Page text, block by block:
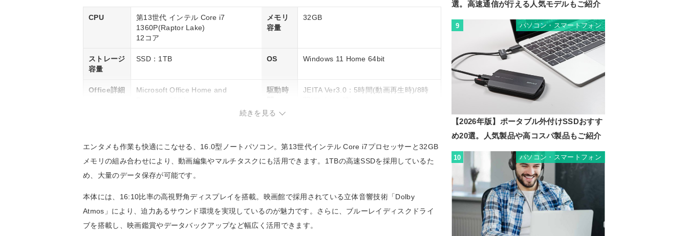
CPU
第13世代 インテル Core i7
1360P(Raptor Lake)
12コア
メモリ
容量
32GB
ストレージ
容量
SSD：1TB OS Windows 11 Home 64bit
Office詳細
Microsoft Office Home and
駆動時
JEITA Ver3.0：5時間(動画再生時)/8時
続きを見る
エンタメも作業も快適にこなせる、16.0型ノートパソコン。第13世代インテル Core i7プロセッサーと32GB
メモリの組み合わせにより、動画編集やマルチタスクにも活用できます。1TBの高速SSDを採用しているた
め、大量のデータ保存が可能です。
本体には、16:10比率の高視野角ディスプレイを搭載。映画館で採用されている立体音響技術「Dolby
Atmos」により、迫力あるサウンド環境を実現しているのが魅力です。さらに、ブルーレイディスクドライ
ブを搭載し、映画鑑賞やデータバックアップなど幅広く活用できます。
選。高速通信が行える人気モデルもご紹介
9 パソコン・スマートフォン
【2026年版】ポータブル外付けSSDおすす
め20選。人気製品や高コスパ製品もご紹介
10 パソコン・スマートフォン